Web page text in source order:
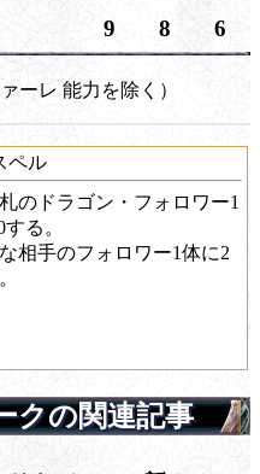
9 8 6
ーレ 能力を除く）
ペル
のドラゴン・フォロワー1
る。
相手のフォロワー1体に2
クの関連記事